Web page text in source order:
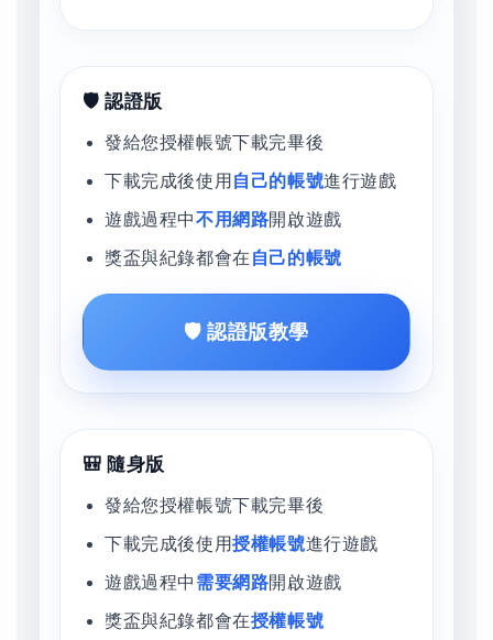
🛡️ 認證版
發給您授權帳號下載完畢後
下載完成後使用 自己的帳號進行遊戲
遊戲過程中不用網路開啟遊戲
獎盃與紀錄都會在 自己的帳號
🛡️ 認證版教學
🎒 隨身版
發給您授權帳號下載完畢後
下載完成後使用授權帳號進行遊戲
遊戲過程中 需要網路開啟遊戲
獎盃與紀錄都會在授權帳號